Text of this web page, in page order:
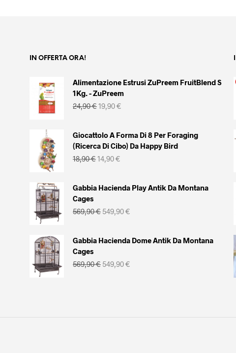
IN OFFERTA ORA!
Alimentazione Estrusi ZuPreem FruitBlend S
1Kg. - ZuPreem
24,90€Il
prezzo
era:
24,90 €.
19,90€
è:
19,90 €.
Giocattolo A Forma Di 8 Per Foraging
(Ricerca Di Cibo) Da Happy Bird
18,90€Il
prezzo
era:
14,90€
è:
Gabbia Hacienda Play Antik Da Montana
Cages
569,90€ Il
prezzo
era:
549,90€
è:
Gabbia Hacienda Dome Antik Da Montana
Cages
569,90€ Il
prezzo
549,90€